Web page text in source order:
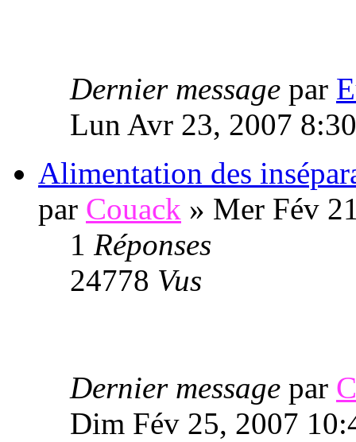
Dernier message par
Lun Avr 23, 2007
Alimentation des
par Couack » Mer Fév
1 Réponses
24778 Vus
Dernier message par
Dim Fév 25, 2007